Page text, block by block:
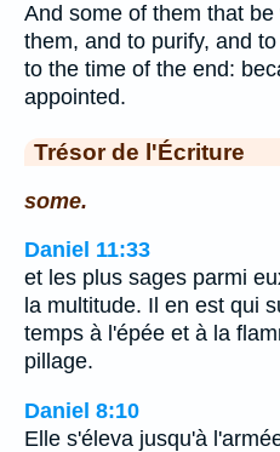
And some of them that
them, and to purify, and
to the time of the end:
appointed.
Trésor de l'Écriture
some.
Daniel 11:33
et les plus sages parmi
la multitude. Il en est qui
temps à l'épée et à la
pillage.
Daniel 8:10
Elle s'éleva jusqu'à